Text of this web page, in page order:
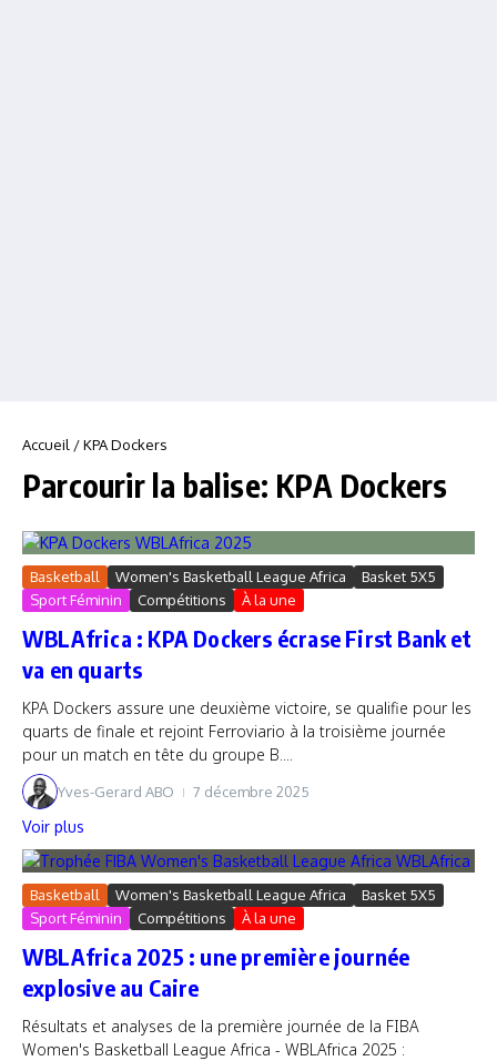
Accueil /KPA Dockers
Parcourir la balise: KPA Dockers
Basketball Women's Basketball League Africa
Basket 5X5
Sport Féminin
Compétitions À la une
WBLAfrica : KPA Dockers écrase First Bank et
va en quarts
KPA Dockers assure une deuxième victoire, se qualifie pour les
quarts de finale et rejoint Ferroviario à la troisième journée
pour un match en tête du groupe B....
Yves-Gerard ABO 7 décembre 2025
Voir plus
Basketball Women's Basketball League Africa
Basket 5X5
Sport Féminin
Compétitions À la une
WBLAfrica 2025 : une première journée
explosive au Caire
Résultats et analyses de la première journée de la FIBA
Women's Basketball League Africa - WBLAfrica 2025 :